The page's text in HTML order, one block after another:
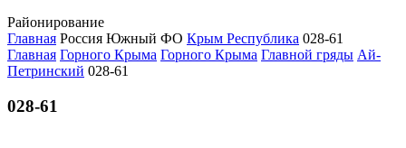
Районирование
Главная Россия Южный ФО Крым Республика 028-61
Главная Горного Крыма Горного Крыма Главной гряды Ай-
Петринский 028-61
028-61